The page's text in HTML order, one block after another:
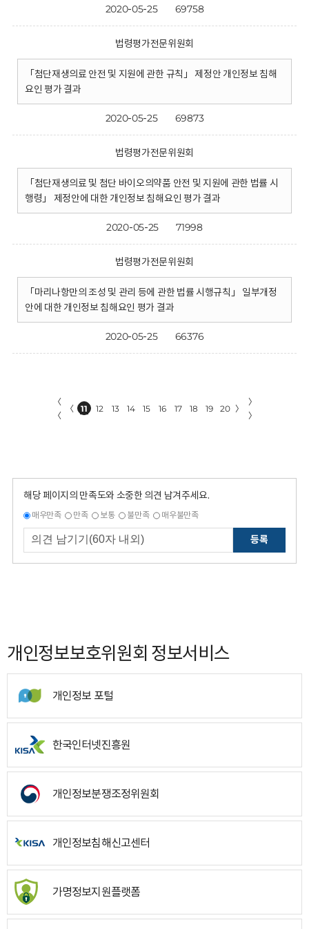
2020-05-25 69758
법령평가전문위원회
「첨단재생의료 안전 및 지원에 관한 규칙」 제정안 개인정보 침해
요인 평가 결과
2020-05-25 69873
법령평가전문위원회
「첨단재생의료 및 첨단 바이오의약품 안전 및 지원에 관한 법률 시
행령」 제정안에 대한 개인정보 침해요인 평가 결과
2020-05-25 71998
법령평가전문위원회
「마리나항만의 조성 및 관리 등에 관한 법률 시행규칙」 일부개정
안에 대한 개인정보 침해요인 평가 결과
2020-05-25 66376
〈
〈
〈 11 12 13 14 15 16 17 18 19 20 〉
〉
〉
해당 페이지의 만족도와 소중한 의견 남겨주세요.
매우만족 만족 보통 불만족 매우불만족
등록
개인정보보호위원회 정보서비스
개인정보 포털
한국인터넷진흥원
개인정보분쟁조정위원회
개인정보침해신고센터
가명정보지원플랫폼